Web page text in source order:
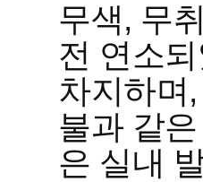
무색, 무
전 연소
차지하며
불과 같
은 실내